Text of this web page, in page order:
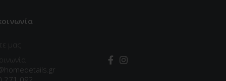
μας